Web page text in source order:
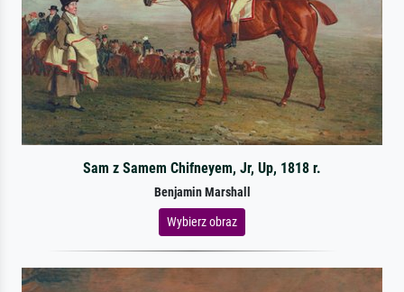
Sam z Samem Chifneyem, Jr, Up, 1818 r.
Benjamin Marshall
Wybierz obraz